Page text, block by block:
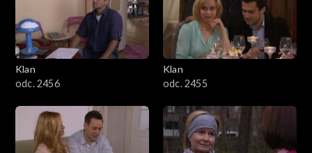
Klan
odc. 2456
Klan
odc. 2455